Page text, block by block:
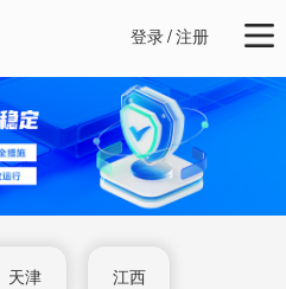
登录/注册
天津 江西